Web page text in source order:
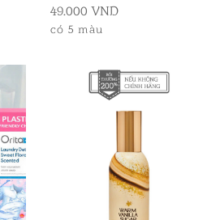
49.000 VND
có 5 màu